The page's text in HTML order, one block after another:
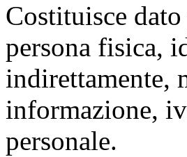
Costituisce
persona fisica,
indirettamente,
informazione,
personale.